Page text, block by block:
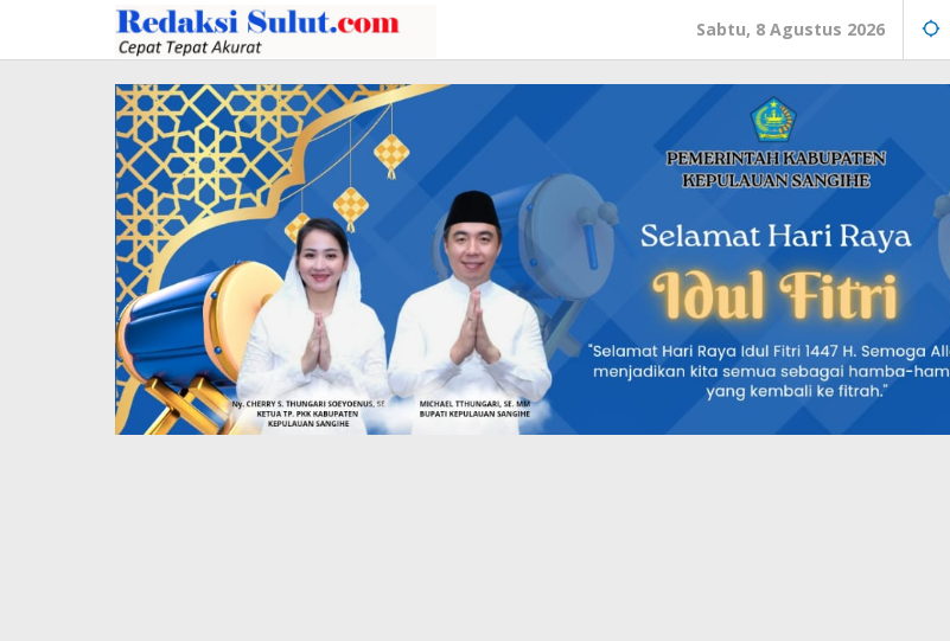
konten
Sabtu, 8 Agustus 2026